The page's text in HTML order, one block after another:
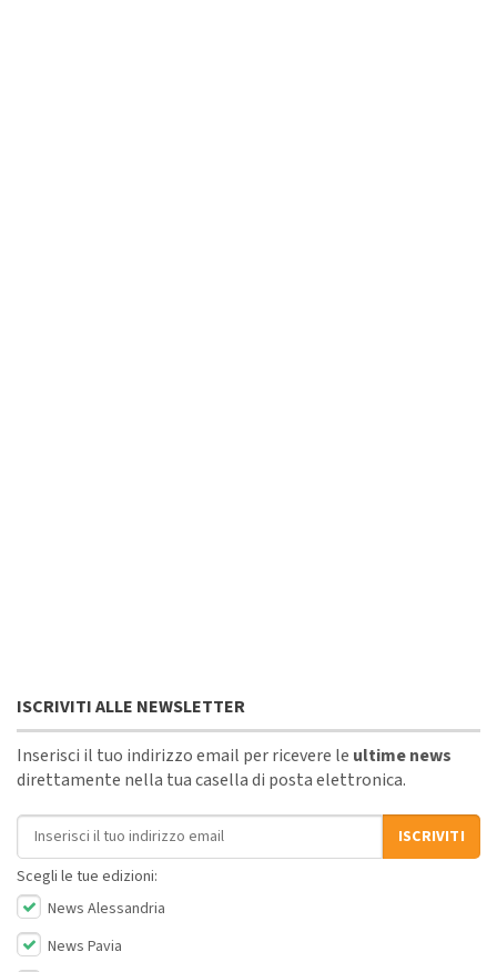
ISCRIVITI ALLE NEWSLETTER
Inserisci il tuo indirizzo email per ricevere le ultime news
direttamente nella tua casella di posta elettronica.
Indirizzo email
ISCRIVITI
Scegli le tue edizioni:
News Alessandria
News Pavia